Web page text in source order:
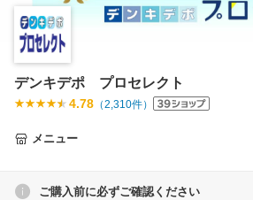
デンキデポ プロセレクト
4.78 （2,310件）
メニュー
ご購入前に必ずご確認ください